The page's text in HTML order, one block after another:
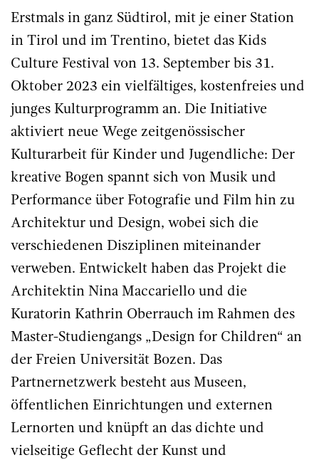
Erstmals in ganz Südtirol, mit je einer Station
in Tirol und im Trentino, bietet das Kids
Culture Festival von 13. September bis 31.
Oktober 2023 ein vielfältiges, kostenfreies und
junges Kulturprogramm an. Die Initiative
aktiviert neue Wege zeitgenössischer
Kulturarbeit für Kinder und Jugendliche: Der
kreative Bogen spannt sich von Musik und
Performance über Fotografie und Film hin zu
Architektur und Design, wobei sich die
verschiedenen Disziplinen miteinander
verweben. Entwickelt haben das Projekt die
Architektin Nina Maccariello und die
Kuratorin Kathrin Oberrauch im Rahmen des
Master-Studiengangs „Design for Children“ an
der Freien Universität Bozen. Das
Partnernetzwerk besteht aus Museen,
öffentlichen Einrichtungen und externen
Lernorten und knüpft an das dichte und
vielseitige Geflecht der Kunst und